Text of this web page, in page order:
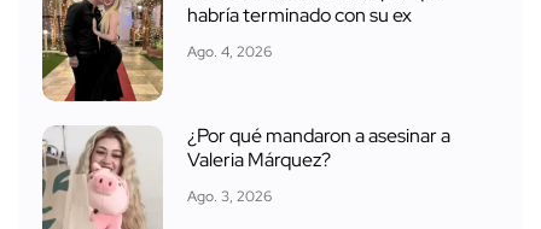
habría terminado con su ex
Ago. 4, 2026
¿Por qué mandaron a asesinar a
Valeria Márquez?
Ago. 3, 2026